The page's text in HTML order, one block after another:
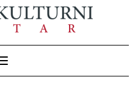
Toggle Navigation